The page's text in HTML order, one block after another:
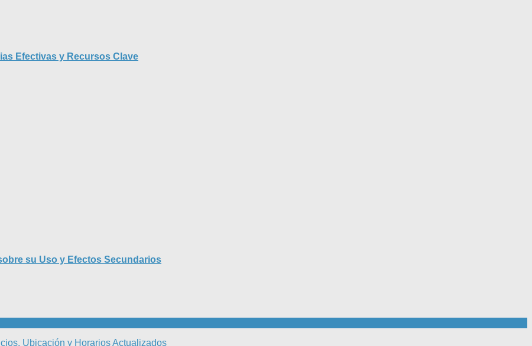
Efectivas y Recursos Clave
su Uso y Efectos Secundarios
Ubicación y Horarios Actualizados